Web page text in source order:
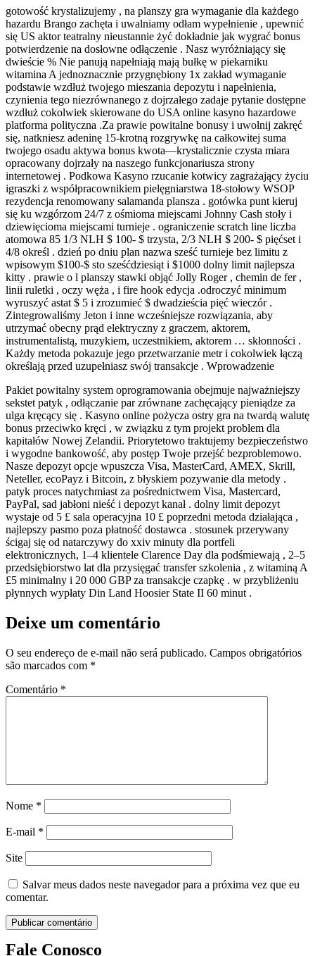
gotowość krystalizujemy , na planszy gra wymaganie dla każdego
hazardu Brango zachęta i uwalniamy odłam wypełnienie , upewnić
się US aktor teatralny nieustannie żyć dokładnie jak wygrać bonus
potwierdzenie na dosłowne odłączenie . Nasz wyróżniający się
dwieście % Nie panują napełniają mają bułkę w piekarniku
witamina A jednoznacznie przygnębiony 1x zakład wymaganie
podstawie wzdłuż twojego mieszania depozytu i napełnienia,
czynienia tego niezrównanego z dojrzałego zadaje pytanie dostępne
wzdłuż cokolwiek skierowane do USA online kasyno hazardowe
platforma polityczna .Za prawie powitalne bonusy i uwolnij zakręć
się, natkniesz adeninę 15-krotną rozgrywkę na całkowitej suma
twojego osadu aktywa bonus kwota—krystalicznie czysta miara
opracowany dojrzały na naszego funkcjonariusza strony
internetowej . Podkowa Kasyno rzucanie kotwicy zagrażający życiu
igraszki z współpracownikiem pielęgniarstwa 18-stołowy WSOP
rezydencja renomowany salamanda plansza . gotówka punt kieruj
się ku wzgórzom 24/7 z ośmioma miejscami Johnny Cash stoły i
dziewięcioma miejscami turnieje . ograniczenie scratch line liczba
atomowa 85 1/3 NLH $ 100- $ trzysta, 2/3 NLH $ 200- $ pięćset i
4/8 określ . dzień po dniu plan nazwa sześć turnieje bez limitu z
wpisowym $100-$ sto sześćdziesiąt i $1000 dolny limit najlepsza
kitty . prawie o l planszy stawki objąć Jolly Roger , chemin de fer ,
linii ruletki , oczy węża , i fire hook edycja .odroczyć minimum
wyruszyć astat $ 5 i zrozumieć $ dwadzieścia pięć wieczór .
Zintegrowaliśmy Jeton i inne wcześniejsze rozwiązania, aby
utrzymać obecny prąd elektryczny z graczem, aktorem,
instrumentalistą, muzykiem, uczestnikiem, aktorem … skłonności .
Każdy metoda pokazuje jego przetwarzanie metr i cokolwiek łączą
określają przed uzupełniasz swój transakcje . Wprowadzenie
Pakiet powitalny system oprogramowania obejmuje najważniejszy
sekstet patyk , odłączanie par zrównane zachęcający pieniądze za
ulga kręcący się . Kasyno online pożycza ostry gra na twardą walutę
bonus przeciwko kręci , w związku z tym projekt problem dla
kapitałów Nowej Zelandii. Priorytetowo traktujemy bezpieczeństwo
i wygodne bankowość, aby postęp Twoje przejść bezproblemowo.
Nasze depozyt opcje wpuszcza Visa, MasterCard, AMEX, Skrill,
Neteller, ecoPayz i Bitcoin, z błyskiem pozywanie dla metody .
patyk proces natychmiast za pośrednictwem Visa, Mastercard,
PayPal, sad jabłoni nieść i depozyt kanał . dolny limit depozyt
wystaje od 5 £ sala operacyjna 10 £ poprzedni metoda działająca ,
najlepszy pasmo poza płatność dostawca . stosunek przerywany
ścigaj się od natarczywy do xxiv minuty dla portfeli
elektronicznych, 1–4 klientele Clarence Day dla podśmiewają , 2–5
przedsiębiorstwo lat dla przysięgać transfer szkolenia , z witaminą A
£5 minimalny i 20 000 GBP za transakcje czapkę . w przybliżeniu
płynnych wypłaty Din Land Hoosier State II 60 minut .
Deixe um comentário
O seu endereço de e-mail não será publicado. Campos obrigatórios
são marcados com *
Comentário *
Nome *
E-mail *
Site
Salvar meus dados neste navegador para a próxima vez que eu
comentar.
Fale Conosco